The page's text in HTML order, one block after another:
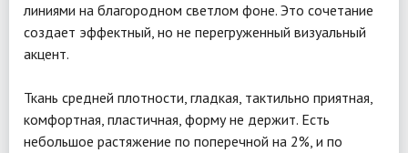
линиями на благородном светлом фоне. Это сочетание
создает эффектный, но не перегруженный визуальный
акцент.
Ткань средней плотности, гладкая, тактильно приятная,
комфортная, пластичная, форму не держит. Есть
небольшое растяжение по поперечной на 2%, и по